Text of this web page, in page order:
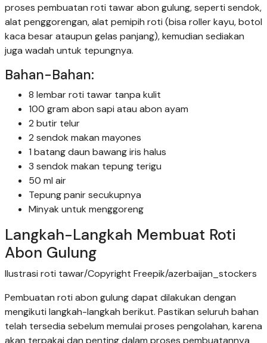
proses pembuatan roti tawar abon gulung, seperti sendok,
alat penggorengan, alat pemipih roti (bisa roller kayu, botol
kaca besar ataupun gelas panjang), kemudian sediakan
juga wadah untuk tepungnya.
Bahan-Bahan:
8 lembar roti tawar tanpa kulit
100 gram abon sapi atau abon ayam
2 butir telur
2 sendok makan mayones
1 batang daun bawang iris halus
3 sendok makan tepung terigu
50 ml air
Tepung panir secukupnya
Minyak untuk menggoreng
Langkah-Langkah Membuat Roti
Abon Gulung
Ilustrasi roti tawar/Copyright Freepik/azerbaijan_stockers
Pembuatan roti abon gulung dapat dilakukan dengan
mengikuti langkah-langkah berikut. Pastikan seluruh bahan
telah tersedia sebelum memulai proses pengolahan, karena
akan terpakai dan penting dalam proses pembuatannya